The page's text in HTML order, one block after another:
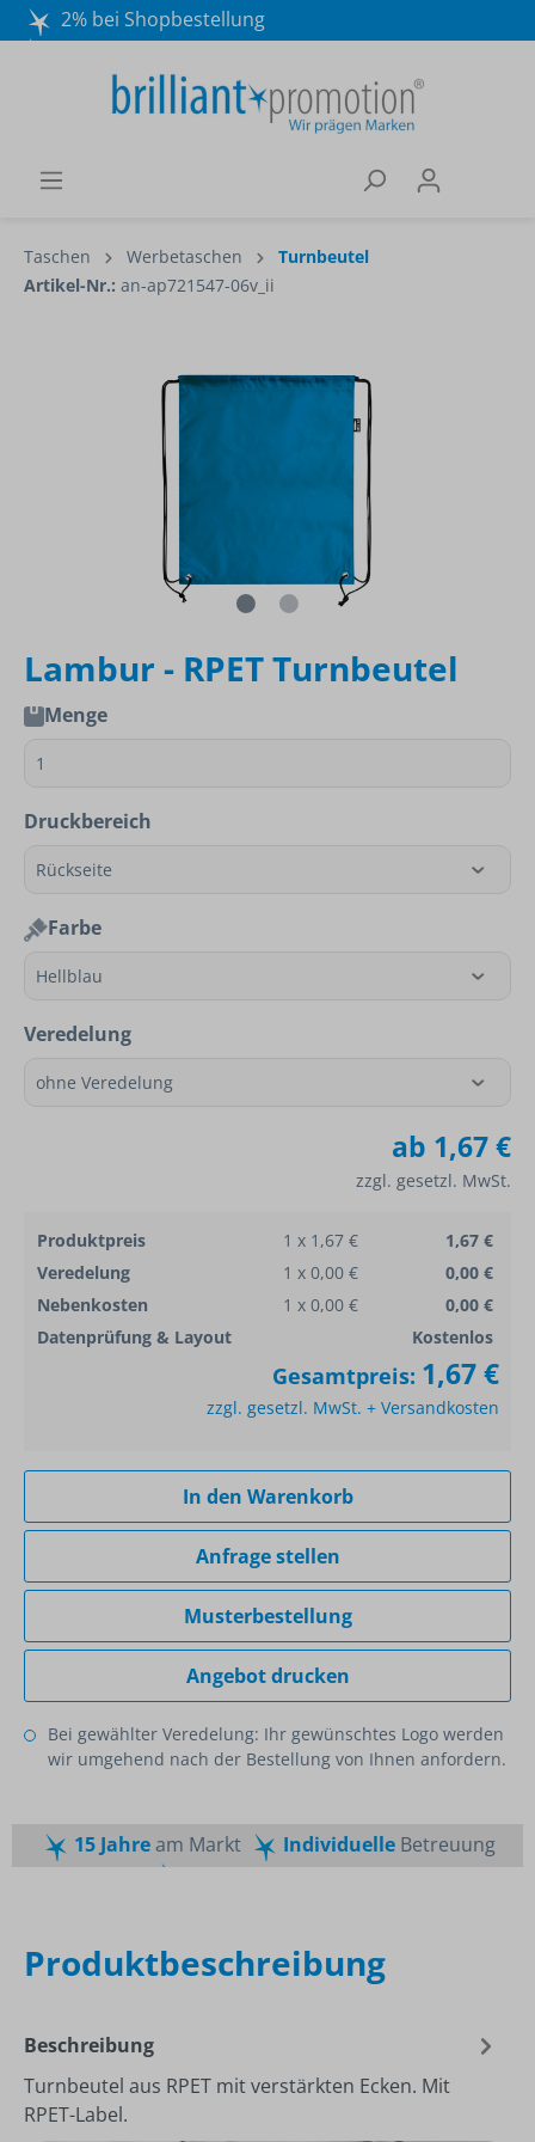
2% bei Shopbestellung
Wir beraten Sie gerne:
040 / 570 18 25 70
Taschen Werbetaschen
Turnbeutel
Artikel-Nr.: an-ap721547-06v_ii
Lambur - RPET Turnbeutel
Menge
Druckbereich
Farbe
Veredelung
ab 1,67 €
zzgl. gesetzl. MwSt.
Produktpreis 1 x 1,67 €
1,67 €
Veredelung
1 x 0,00 €
0,00 €
Nebenkosten
1 x 0,00 €
0,00 €
Datenprüfung & Layout
Kostenlos
Gesamtpreis: 1,67 €
zzgl. gesetzl. MwSt. + Versandkosten
In den Warenkorb
Anfrage stellen
Musterbestellung
Angebot drucken
Bei gewählter Veredelung: Ihr gewünschtes Logo werden
wir umgehend nach der Bestellung von Ihnen anfordern.
15 Jahream Markt IndividuelleBetreuung
Produktbeschreibung
Beschreibung
Turnbeutel aus RPET mit verstärkten Ecken. Mit
RPET-Label.